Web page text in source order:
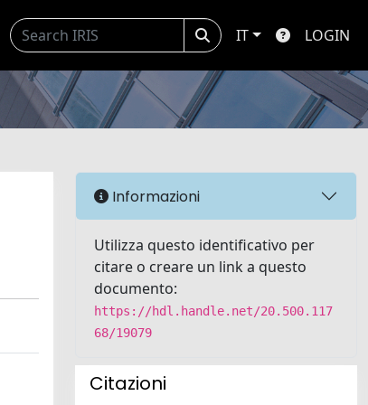
IT LOGIN
Informazioni
Utilizza questo identificativo per
citare o creare un link a questo
documento:
https://hdl.handle.net/20.500.117
68/19079
Citazioni